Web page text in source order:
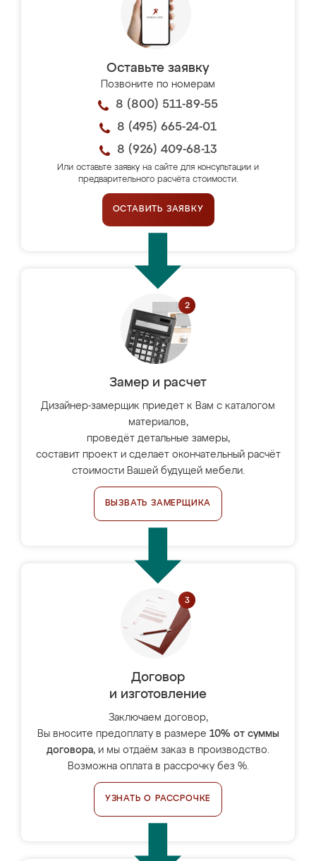
Оставьте заявку
Позвоните по номерам
8 (800) 511-89-55
8 (495) 665-24-01
8 (926) 409-68-13
Или оставьте заявку на сайте для консультации и
предварительного расчёта стоимости.
ОСТАВИТЬ ЗАЯВКУ
Замер и расчет
Дизайнер-замерщик приедет к Вам с каталогом
материалов,
проведёт детальные замеры,
составит проект и сделает окончательный расчёт
стоимости Вашей будущей мебели.
ВЫЗВАТЬ ЗАМЕРЩИКА
Договор
и изготовление
Заключаем договор,
Вы вносите предоплату в размере 10% от суммы
договора, и мы отдаём заказ в производство.
Возможна оплата в рассрочку без %.
УЗНАТЬ О РАССРОЧКЕ